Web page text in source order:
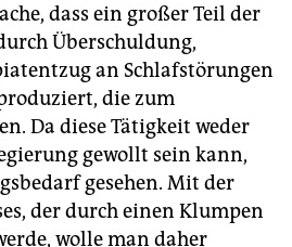
dass ein großer Teil der
Überschuldung,
an Schlafstörungen
die zum
Da diese Tätigkeit weder
gewollt sein kann,
gesehen. Mit der
der durch einen Klumpen
wolle man daher